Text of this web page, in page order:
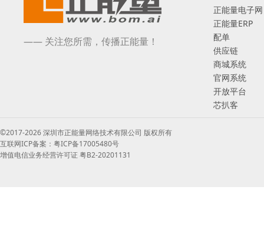
—— 关注您所需，传播正能量！
正能量电子网
正能量ERP
配单
供应链
商城系统
官网系统
开放平台
芯扒客
©2017-2026 深圳市正能量网络技术有限公司 版权所有
互联网ICP备案：粤ICP备17005480号
增值电信业务经营许可证 粤B2-20201131